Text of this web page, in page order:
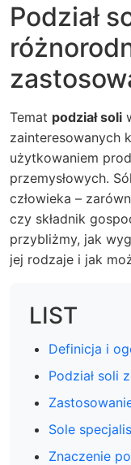
Podział
Temat podział soli
zainteresowanych
użytkowaniem
przemysłowych.
człowieka –
czy składnik
przybliżmy, jak
jej rodzaje i jak
LIST
Definicja i
Podział soli
Sole
Znaczenie